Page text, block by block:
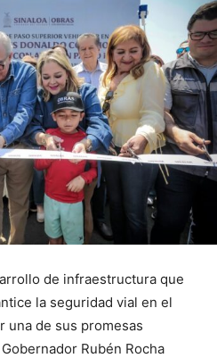
de infraestructura que
la seguridad vial en el
una de sus promesas
Rubén Rocha